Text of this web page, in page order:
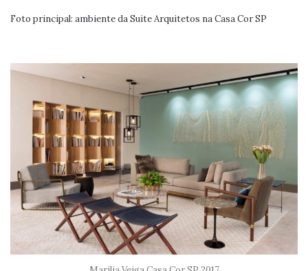
Foto principal: ambiente da Suite Arquitetos na Casa Cor SP